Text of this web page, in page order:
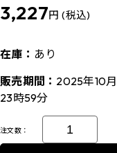
3,227円 (税込)
在庫： あり
販売期間： 2025年10
23時59分
注文数：